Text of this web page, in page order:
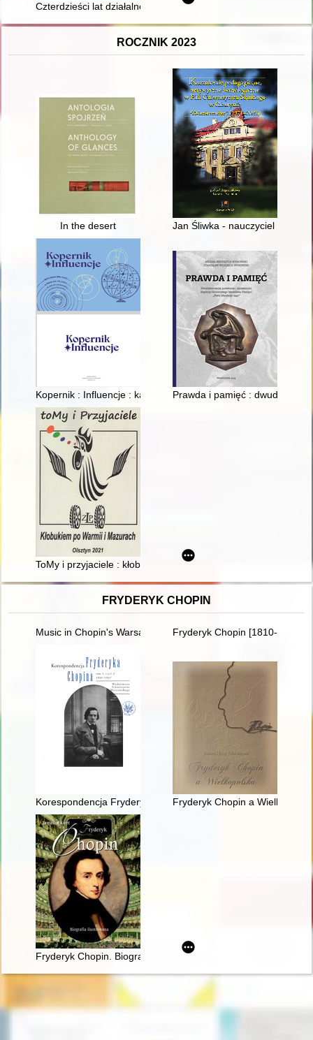
Czterdzieści lat działalności łęczyckiego Oddziału
ROCZNIK 2023
In the desert Jan Śliwka - nauczyciel i autor
Kopernik : Influencje : katalog wystawyPrawda i pamięć :
ToMy i przyjaciele : kłobukiem po Warmii i Mazurach
FRYDERYK CHOPIN
Music in Chopin's Warsaw Fryderyk Chopin [1810-1949]
Korespondencja Fryderyka Chopina. T. 3 cz. 2,
Fryderyk Chopin a
Fryderyk Chopin. Biografia ilustrowana